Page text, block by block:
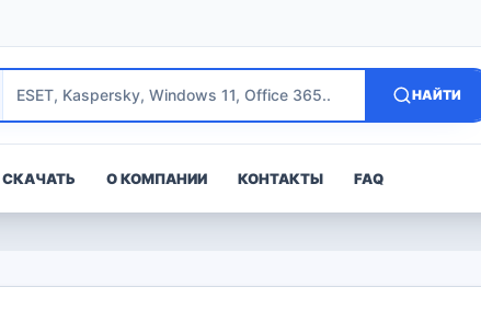
НАЙТИ
СКАЧАТЬ О КОМПАНИИ КОНТАКТЫ FAQ